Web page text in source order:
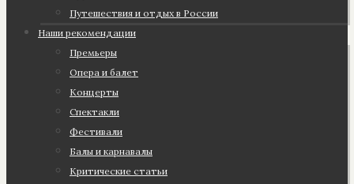
Путешествия и отдых в России
Наши рекомендации
Премьеры
Опера и балет
Концерты
Спектакли
Фестивали
Балы и карнавалы
Критические статьи